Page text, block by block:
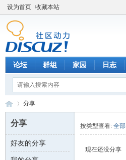
设为首页 收藏本站
论坛 群组 家园 日志
数 ›
分享
分享
好友的分享
按类型查看: 全部
现在还没分享